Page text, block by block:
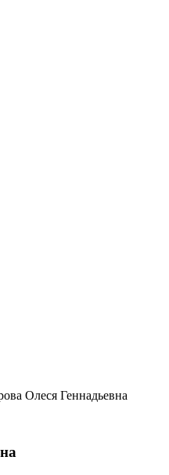
Олеся Геннадьевна